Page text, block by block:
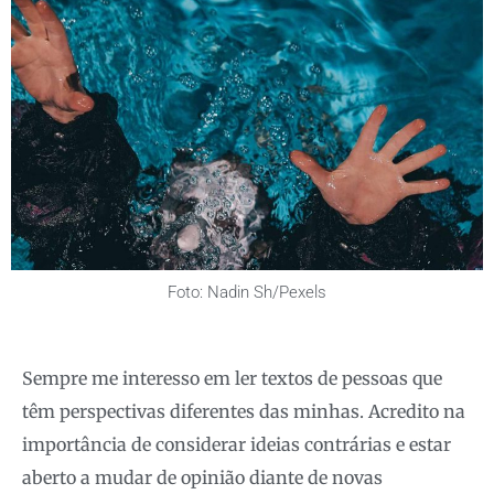
Foto: Nadin Sh/Pexels
Sempre me interesso em ler textos de pessoas que
têm perspectivas diferentes das minhas. Acredito na
importância de considerar ideias contrárias e estar
aberto a mudar de opinião diante de novas